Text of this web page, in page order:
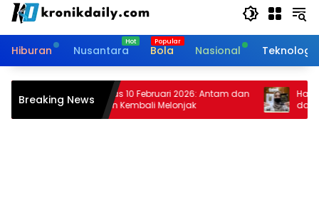
Hiburan Nusantara Bola Nasional Teknologi
Breaking News
Harga Emas 10 Februari 2026: Antam dan
Pegadaian Kembali Melonjak
Harga
dan